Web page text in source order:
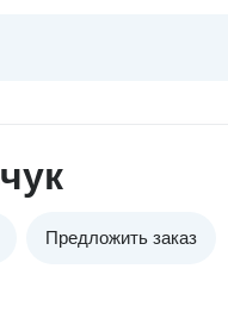
Предложить заказ